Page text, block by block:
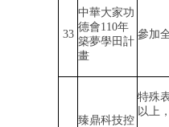
33
中華大家功
德會110年
築夢學田計
畫
參加
臻鼎科技控
特殊
以上